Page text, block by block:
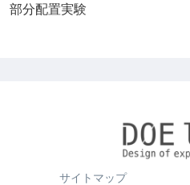
部分配置実験
サイトマップ